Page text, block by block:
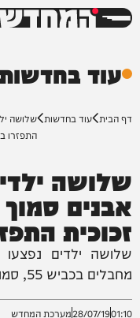
המחדש
עוד
דף הבית עוד בחדשות שלושה
התפזרו
שלושה
אבנים
זכוכית
שלושה ילדים
מחבלים בכביש 55, סמוך לתחסין. חלון הרכב נופץ לרסיסים.
01:10
28/07/19מערכת המחדש